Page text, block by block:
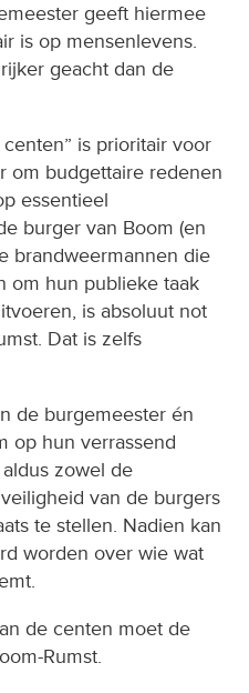
geeft hiermee
is op mensenlevens.
geacht dan de
is prioritair voor
om budgettaire redenen
essentieel
burger van Boom (en
brandweermannen die
om hun publieke taak
is absoluut not
Dat is zelfs
de burgemeester én
op hun verrassend
zowel de
van de burgers
te stellen. Nadien kan
worden over wie wat
de centen moet de
Rumst.